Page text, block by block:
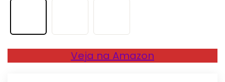
Veja na Amazon